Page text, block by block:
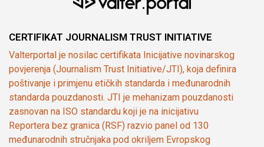
CERTIFIKAT JOURNALISM TRUST INITIATIVE
Valterportal je nosilac certifikata Inicijative novinarskog
povjerenja (Journalism Trust Initiative/JTI), koja definira
poštivanje i primjenu etičkih standarda i međunarodnih
standarda pouzdanosti. JTI je mehanizam pouzdanosti
zasnovan na ISO standardu koji je na inicijativu
Reportera bez granica (RSF) razvio panel od 130
međunarodnih stručnjaka pod okriljem Evropskog